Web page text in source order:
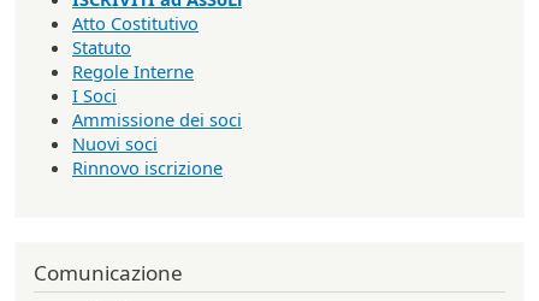
Atto Costitutivo
Statuto
Regole Interne
I Soci
Ammissione dei soci
Nuovi soci
Rinnovo iscrizione
Comunicazione